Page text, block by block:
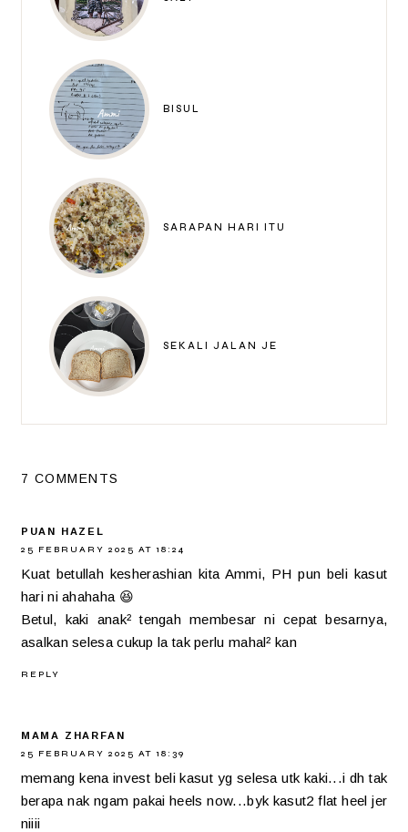
BISUL
SARAPAN HARI ITU
SEKALI JALAN JE
7 COMMENTS
PUAN HAZEL
25 FEBRUARY 2025 AT 18:24
Kuat betullah kesherashian kita Ammi, PH pun beli kasut
hari ni ahahaha 😆
Betul, kaki anak² tengah membesar ni cepat besarnya,
asalkan selesa cukup la tak perlu mahal² kan
REPLY
MAMA ZHARFAN
25 FEBRUARY 2025 AT 18:39
memang kena invest beli kasut yg selesa utk kaki...i dh tak
berapa nak ngam pakai heels now...byk kasut2 flat heel jer
niiii